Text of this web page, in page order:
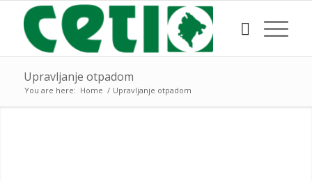
Upravljanje otpadom
You are here: Home / Upravljanje otpadom